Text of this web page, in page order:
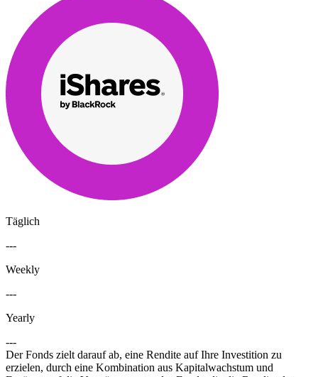
Täglich
---
Weekly
---
Yearly
---
Der Fonds zielt darauf ab, eine Rendite auf Ihre Investition zu
erzielen, durch eine Kombination aus Kapitalwachstum und